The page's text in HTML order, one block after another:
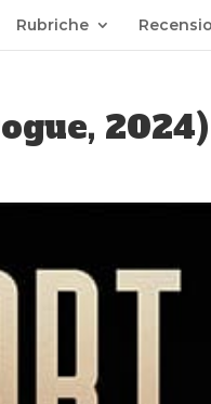
Rubriche
2024)